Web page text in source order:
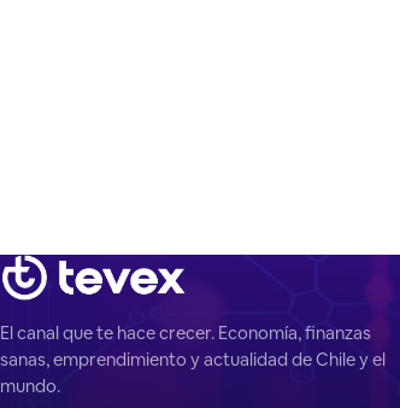
El canal que te hace crecer. Economía, finanzas
sanas, emprendimiento y actualidad de Chile y el
mundo.